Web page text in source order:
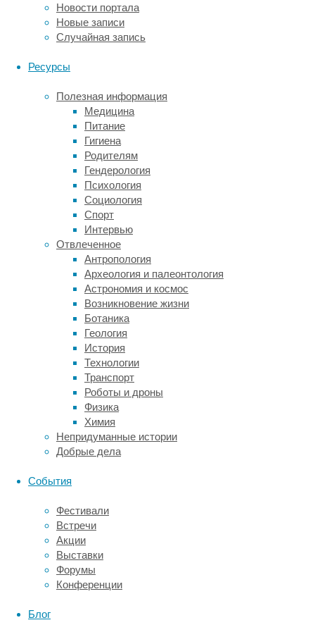
Новости портала
Новые записи
Случайная запись
Ресурсы
Полезная информация
Медицина
Питание
Гигиена
Родителям
Гендерология
Психология
Социология
Спорт
Интервью
Отвлеченное
Антропология
Археология и палеонтология
Астрономия и космос
Возникновение жизни
Ботаника
Геология
История
Технологии
Транспорт
Роботы и дроны
Физика
Химия
Непридуманные истории
Добрые дела
События
Фестивали
Встречи
Акции
Выставки
Форумы
Конференции
Блог
диагностического
инструмента
более
Специалисты
области
биомедицинской
инженерии,
микробиологии
нейронаук
из
Университета
штата
Мичиган
(США)
серии
экспериментов
убедились
способности
пчел
отличать
дыхание
больных
раком
легких
здоровых
по
содержащимся
в
нем
летучим
органическим